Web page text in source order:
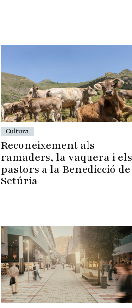
Cultura
Reconeixement als
ramaders, la vaquera i els
pastors a la Benedicció de
Setúria